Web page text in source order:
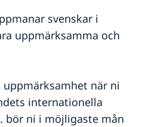
svenskar i
uppmärksamma och
uppmärksamhet när ni
internationella
bör ni i möjligaste mån